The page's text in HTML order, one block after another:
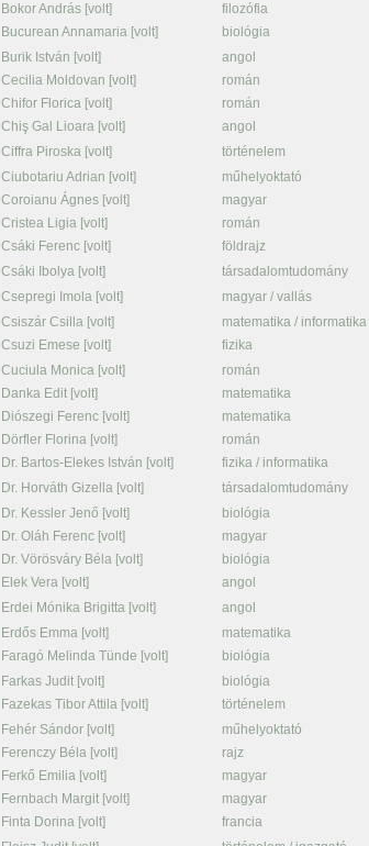
Bokor András [volt] filozófia
Bucurean Annamaria [volt] biológia
Burik István [volt] angol
Cecilia Moldovan [volt] román
Chifor Florica [volt] román
Chiş Gal Lioara [volt] angol
Ciffra Piroska [volt] történelem
Ciubotariu Adrian [volt] műhelyoktató
Coroianu Ágnes [volt] magyar
Cristea Ligia [volt] román
Csáki Ferenc [volt] földrajz
Csáki Ibolya [volt] társadalomtudomány
Csepregi Imola [volt] magyar / vallás
Csiszár Csilla [volt] matematika / informatika
Csuzi Emese [volt] fizika
Cuciula Monica [volt] román
Danka Edit [volt] matematika
Diószegi Ferenc [volt] matematika
Dörfler Florina [volt] román
Dr. Bartos-Elekes István [volt] fizika / informatika
Dr. Horváth Gizella [volt] társadalomtudomány
Dr. Kessler Jenő [volt] biológia
Dr. Oláh Ferenc [volt] magyar
Dr. Vörösváry Béla [volt] biológia
Elek Vera [volt] angol
Erdei Mónika Brigitta [volt] angol
Erdős Emma [volt] matematika
Faragó Melinda Tünde [volt] biológia
Farkas Judit [volt] biológia
Fazekas Tibor Attila [volt] történelem
Fehér Sándor [volt] műhelyoktató
Ferenczy Béla [volt] rajz
Ferkő Emilia [volt] magyar
Fernbach Margit [volt] magyar
Finta Dorina [volt] francia